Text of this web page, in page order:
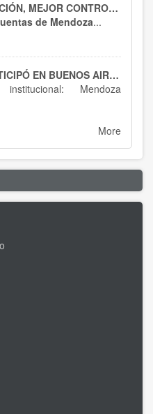
MÁS CAPACITACIÓN, MEJOR CONTROL : EL HTC SE ACTUALIZA EN RT 54
de Mendoza...
MENDOZA PARTICIPÓ EN BUENOS AIRES : SPTCRA
institucional: Mendoza
More